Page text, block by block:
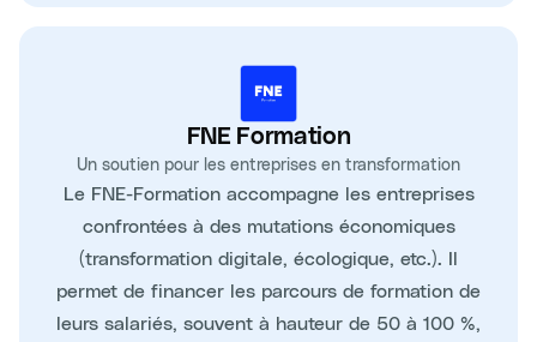
FNE Formation
Un soutien pour les entreprises en transformation
Le FNE-Formation accompagne les entreprises
confrontées à des mutations économiques
(transformation digitale, écologique, etc.). Il
permet de financer les parcours de formation de
leurs salariés, souvent à hauteur de 50 à 100 %,